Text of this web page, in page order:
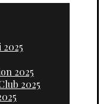
2025
2025